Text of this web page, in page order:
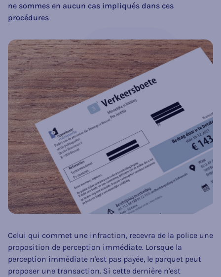
ne sommes en aucun cas impliqués dans ces
procédures
Celui qui commet une infraction, recevra de la police une
proposition de perception immédiate. Lorsque la
perception immédiate n'est pas payée, le parquet peut
proposer une transaction. Si cette dernière n'est